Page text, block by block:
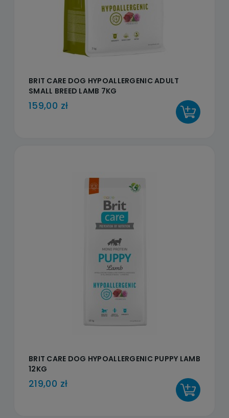
BRIT CARE DOG HYPOALLERGENIC ADULT
SMALL BREED LAMB 7KG
159,00 zł
BRIT CARE DOG HYPOALLERGENIC PUPPY LAMB
12KG
219,00 zł